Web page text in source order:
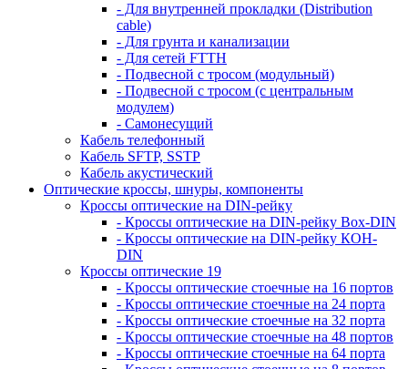
- Для внутренней прокладки (Distribution
cable)
- Для грунта и канализации
- Для сетей FTTH
- Подвесной с тросом (модульный)
- Подвесной с тросом (с центральным
модулем)
- Самонесущий
Кабель телефонный
Кабель SFTP, SSTP
Кабель акустический
Оптические кроссы, шнуры, компоненты
Кроссы оптические на DIN-рейку
- Кроссы оптические на DIN-рейку Box-DIN
- Кроссы оптические на DIN-рейку КОН-
DIN
Кроссы оптические 19
- Кроссы оптические стоечные на 16 портов
- Кроссы оптические стоечные на 24 порта
- Кроссы оптические стоечные на 32 порта
- Кроссы оптические стоечные на 48 портов
- Кроссы оптические стоечные на 64 порта